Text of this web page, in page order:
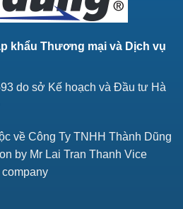
khẩu Thương mại và Dịch vụ
do sở Kế hoạch và Đầu tư Hà
về Công Ty TNHH Thành Dũng
by Mr Lai Tran Thanh Vice